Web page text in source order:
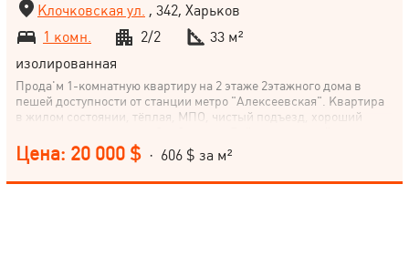
Клочковская ул. , 342, Харьков
1 комн.
2/2
33 м²
изолированная
Прода'м 1-комнатную квартиру на 2 этаже 2этажного дома в
пешей доступности от станции метро "Алексеевская". Квартира
в жилом состоянии, тёплая, МПО, чистый подъезд, хороший
инфраструктурой: школа (№125), детские сады, магазины,
отделение Новой Почты. Удобная транспортная развязка.
Квартира свободна, все документы к продаже готовы
Цена: 20 000 $ · 606 $ за м²